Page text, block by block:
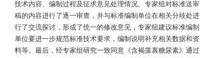
技术内容、编制过程及征求意见处理情况。专家组对标准送审
稿的内容进行了逐一审查，并与标准编制单位在相关分歧处进
行了交流探讨，形成了统一的修改意见，专家组建议标准编制
单位要进一步规范标准技术要求，编制说明补充相关数据和资
料等。最后，经专家组研究一致同意《含褐藻寡糖尿素》通过